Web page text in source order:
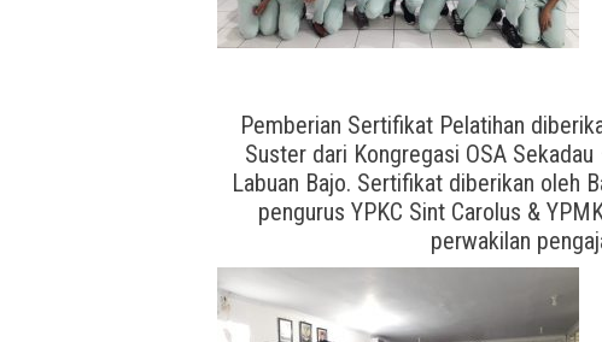
Pemberian Sertifikat Pelatihan
Suster dari Kongregasi OSA
Labuan Bajo. Sertifikat diberikan oleh
pengurus YPKC Sint Carolus &
perwakilan